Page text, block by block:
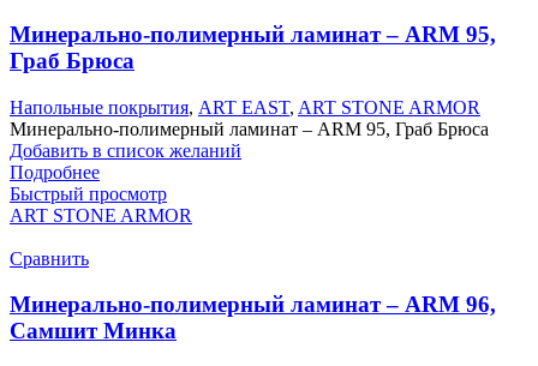
Минерально-полимерный ламинат – ARM 95,
Граб Брюса
Напольные покрытия, ART EAST, ART STONE ARMOR
Минерально-полимерный ламинат – ARM 95, Граб Брюса
Добавить в список желаний
Подробнее
Быстрый просмотр
ART STONE ARMOR
Сравнить
Минерально-полимерный ламинат – ARM 96,
Самшит Минка